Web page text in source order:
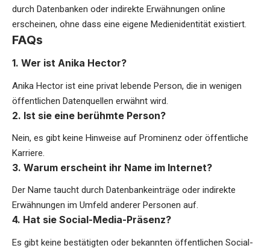
durch Datenbanken oder indirekte Erwähnungen online
erscheinen, ohne dass eine eigene Medienidentität existiert.
FAQs
1. Wer ist Anika Hector?
Anika Hector ist eine privat lebende Person, die in wenigen
öffentlichen Datenquellen erwähnt wird.
2. Ist sie eine berühmte Person?
Nein, es gibt keine Hinweise auf Prominenz oder öffentliche
Karriere.
3. Warum erscheint ihr Name im Internet?
Der Name taucht durch Datenbankeinträge oder indirekte
Erwähnungen im Umfeld anderer Personen auf.
4. Hat sie Social-Media-Präsenz?
Es gibt keine bestätigten oder bekannten öffentlichen Social-